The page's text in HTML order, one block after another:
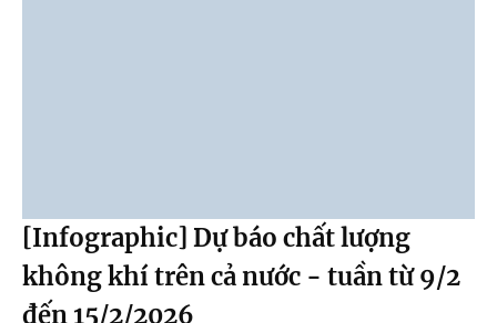
[Infographic] Dự báo chất lượng
không khí trên cả nước - tuần từ 9/2
đến 15/2/2026